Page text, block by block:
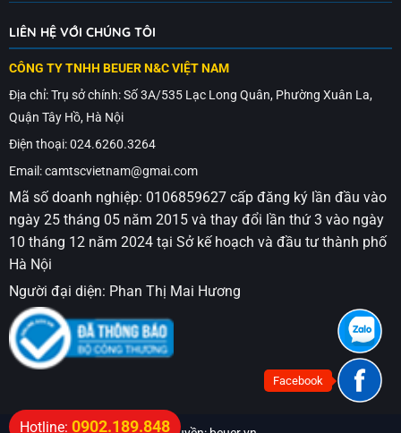
LIÊN HỆ VỚI CHÚNG TÔI
CÔNG TY TNHH BEUER N&C VIỆT NAM
Địa chỉ: Trụ sở chính: Số 3A/535 Lạc Long Quân, Phường Xuân La,
Quận Tây Hồ, Hà Nội
Điện thoại: 024.6260.3264
Email: camtscvietnam@gmai.com
Mã số doanh nghiệp: 0106859627 cấp đăng ký lần đầu vào
ngày 25 tháng 05 năm 2015 và thay đổi lần thứ 3 vào ngày
10 tháng 12 năm 2024 tại Sở kế hoạch và đầu tư thành phố
Hà Nội
Người đại diện: Phan Thị Mai Hương
Facebook
Hotline: 0902.189.848